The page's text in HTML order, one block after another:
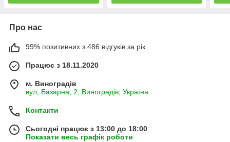
Про нас
99% позитивних з 486 відгуків за рік
Працює з 18.11.2020
м. Виноградів
вул, Базарна, 2, Виноградів, Україна
Контакти
Сьогодні працює з 13:00 до 18:00
Показати весь графік роботи